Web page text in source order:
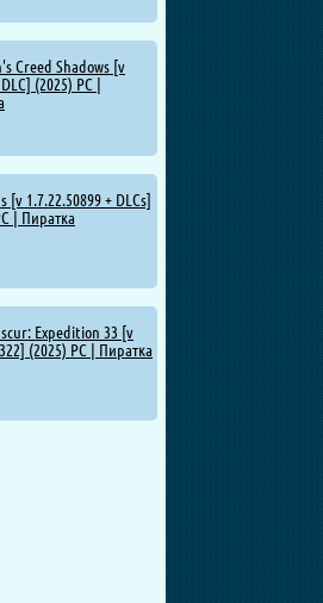
Creed Shadows [v
(2025) PC |
[v 1.7.22.50899 + DLCs]
| Пиратка
Expedition 33 [v
(2025) PC | Пиратка